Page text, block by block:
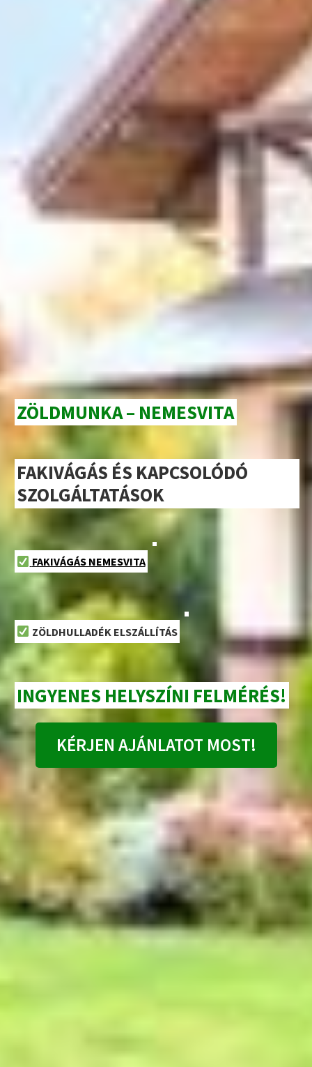
ZÖLDMUNKA – NEMESVITA
FAKIVÁGÁS ÉS KAPCSOLÓDÓ
SZOLGÁLTATÁSOK
FAKIVÁGÁS NEMESVITA
ZÖLDHULLADÉK ELSZÁLLÍTÁS
INGYENES HELYSZÍNI FELMÉRÉS!
KÉRJEN AJÁNLATOT MOST!